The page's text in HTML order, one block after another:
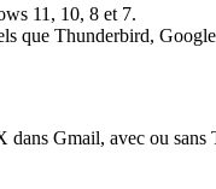
11, 10, 8 et 7.
que Thunderbird,
Gmail, avec ou